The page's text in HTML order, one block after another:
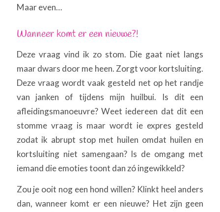
Maar even…
Wanneer komt er een nieuwe?!
Deze vraag vind ik zo stom. Die gaat niet langs
maar dwars door me heen. Zorgt voor kortsluiting.
Deze vraag wordt vaak gesteld net op het randje
van janken of tijdens mijn huilbui. Is dit een
afleidingsmanoeuvre? Weet iedereen dat dit een
stomme vraag is maar wordt ie expres gesteld
zodat ik abrupt stop met huilen omdat huilen en
kortsluiting niet samengaan? Is de omgang met
iemand die emoties toont dan zó ingewikkeld?
Zou je ooit nog een hond willen? Klinkt heel anders
dan, wanneer komt er een nieuwe? Het zijn geen